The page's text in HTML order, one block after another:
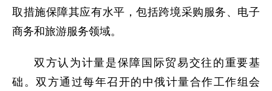
取措施保障其应有水平，包括跨境采购服务、电子
商务和旅游服务领域。
双方认为计量是保障国际贸易交往的重要基
础。双方通过每年召开的中俄计量合作工作组会